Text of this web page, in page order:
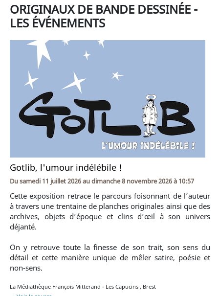
ORIGINAUX DE BANDE DESSINÉE -
LES ÉVÉNEMENTS
Gotlib, l'umour indélébile !
Dusamedi 11 juillet 2026audimanche 8 novembre 2026 à 10:57
Cette exposition retrace le parcours foisonnant de l’auteur
à travers une trentaine de planches originales ainsi que des
archives, objets d’époque et clins d’œil à son univers
déjanté.
On y retrouve toute la finesse de son trait, son sens du
détail et cette manière unique de mêler satire, poésie et
non-sens.
La Médiathèque François Mitterand - Les Capucins , Brest